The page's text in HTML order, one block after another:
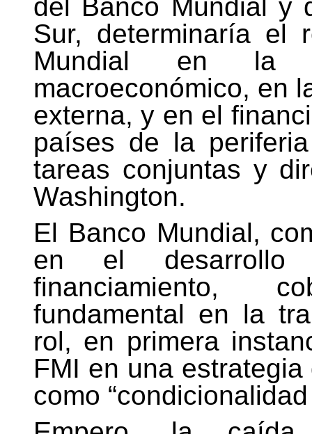
del Banco Mundial y
Sur, determinaría el
Mundial en la
macroeconómico, en
externa, y en el
países de la
tareas conjuntas y
Washington.
El Banco Mundial,
en el
financiamiento,
fundamental en la
rol, en primera
FMI en una
como